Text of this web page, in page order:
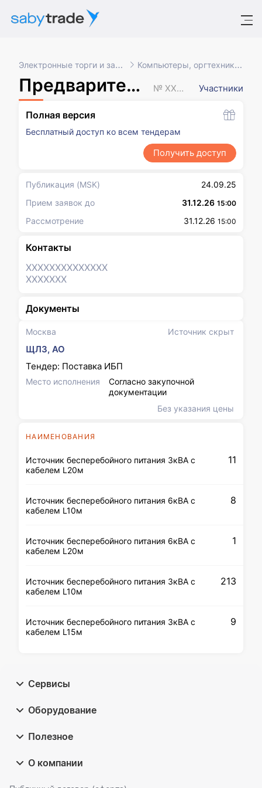
Электронные торги и закупки Компьютеры, оргтехника, ПО
Предварительный отбор № XXXXXXX Участники
Москва Источник скрыт
ЩЛЗ, АО
Тендер: Поставка ИБП
Место исполнения
Согласно закупочной
документации
Без указания цены
НАИМЕНОВАНИЯ
Источник бесперебойного питания 3кВА с
кабелем L20м
11
Источник бесперебойного питания 6кВА с
кабелем L10м
8
Источник бесперебойного питания 6кВА с
кабелем L20м
1
Источник бесперебойного питания 3кВА с
кабелем L10м
213
Источник бесперебойного питания 3кВА с
кабелем L15м
9
Полная версия
Бесплатный доступ ко всем тендерам
Получить доступ
Публикация (MSK)
24.09.25
Прием заявок до
31.12.26 15:00
Рассмотрение 31.12.26 15:00
Контакты
XXXXXXXXXXXXXX
XXXXXXX
Документы
Сервисы
Оборудование
Полезное
О компании